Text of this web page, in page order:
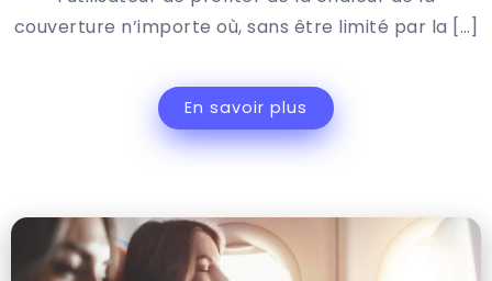
couverture n’importe où, sans être limité par la […]
En savoir plus